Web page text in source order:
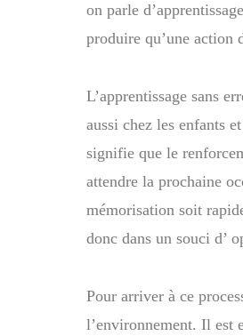
on parle
produire qu’une action
L’apprentissage sans
aussi chez les enfants
signifie que le
attendre la prochaine
mémorisation soit
donc dans un souci d’
Pour arriver à ce
l’environnement. Il est